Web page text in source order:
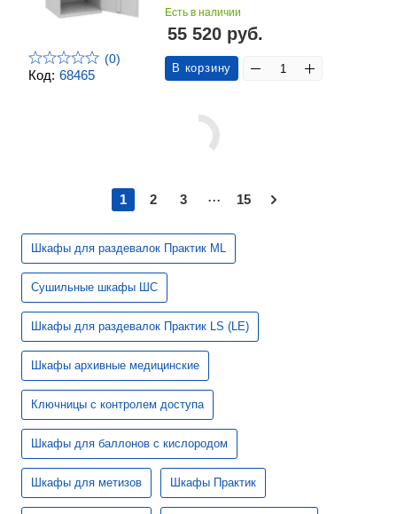
Код: 68465
(0)
Есть в наличии
55 520 руб.
В корзину
1 2 3 ... 15
Шкафы для раздевалок Практик ML
Сушильные шкафы ШС
Шкафы для раздевалок Практик LS (LE)
Шкафы архивные медицинские
Ключницы с контролем доступа
Шкафы для баллонов с кислородом
Шкафы для метизов Шкафы Практик